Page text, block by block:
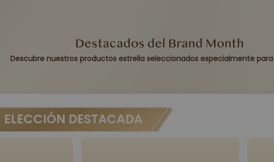
Destacados del Brand Month
Descubre nuestros productos estrella seleccionados especialmente
ELECCIÓN DESTACADA